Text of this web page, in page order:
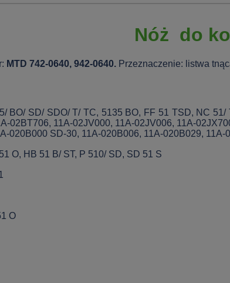
Nóż do
MTD 742-0640, 942-0640. Przeznaczenie: listwa
BO/ SD/ SDO/ T/ TC, 5135 BO, FF 51 TSD, NC
02BT706, 11A-02JV000, 11A-02JV006, 11A-
020B000 SD-30, 11A-020B006, 11A-020B029, 11A-0
O, HB 51 B/ ST, P 510/ SD, SD 51 S
O